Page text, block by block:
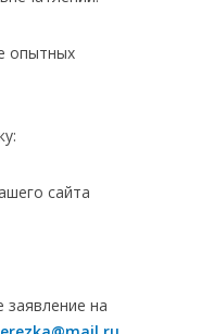
опытных
сайта
заявление на